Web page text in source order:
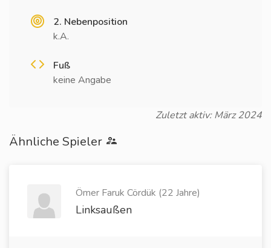
2. Nebenposition
k.A.
Fuß
keine Angabe
Zuletzt aktiv: März 2024
Ähnliche Spieler
Ömer Faruk Cördük (22 Jahre)
Linksaußen